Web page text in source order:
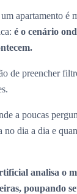
apartamento é
é o cenário
de preencher
a poucas
dia a dia e
analisa o
poupando